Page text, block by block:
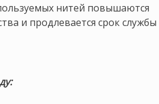
нитей повышаются
и продлевается срок службы